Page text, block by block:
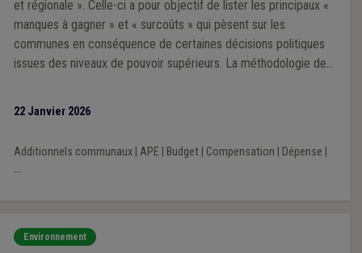
et régionale ». Celle-ci a pour objectif de lister les principaux «
manques à gagner » et « surcoûts » qui pèsent sur les
communes en conséquence de certaines décisions politiques
issues des niveaux de pouvoir supérieurs. La méthodologie de
22 Janvier 2026
Additionnels communaux| APE Budget| Compensation Dépense
...
Environnement